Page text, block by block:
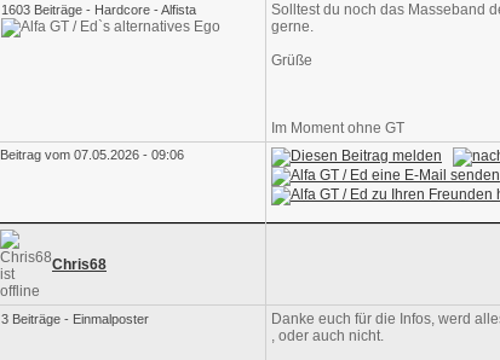
1603 Beiträge - Hardcore - Alfista
Solltest du noch das Masseband
gerne.
Grüße
Im Moment ohne GT
Beitrag vom 07.05.2026 - 09:06
Chris68
3 Beiträge - Einmalposter
Danke euch für die Infos, werd
, oder auch nicht.